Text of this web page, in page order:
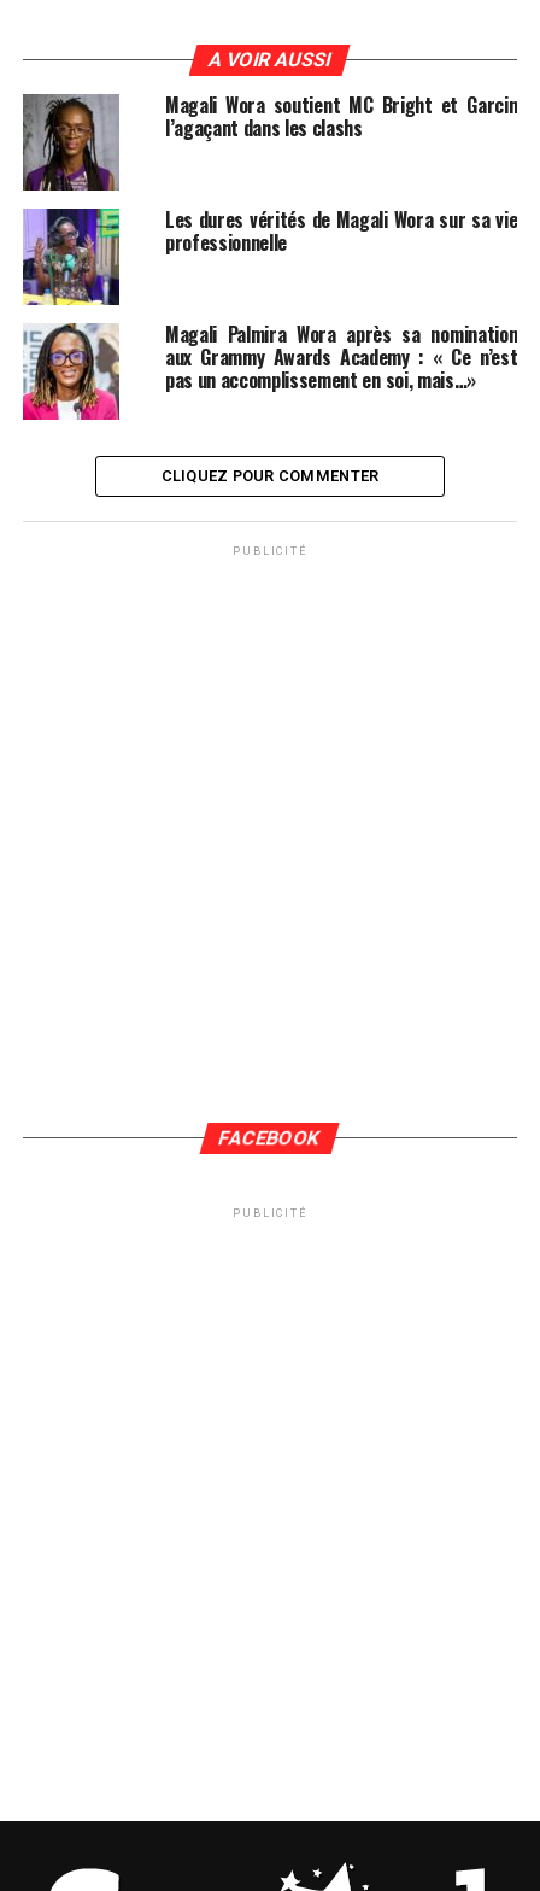
A VOIR AUSSI
Magali Wora soutient MC Bright et Garcin
l’agaçant dans les clashs
Les dures vérités de Magali Wora sur sa vie
professionnelle
Magali Palmira Wora après sa nomination
aux Grammy Awards Academy : « Ce n’est
pas un accomplissement en soi, mais…»
CLIQUEZ POUR COMMENTER
PUBLICITÉ
FACEBOOK
PUBLICITÉ